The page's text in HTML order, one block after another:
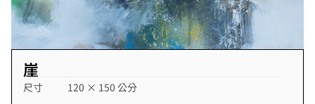
崖
尺寸
120 × 150 公分